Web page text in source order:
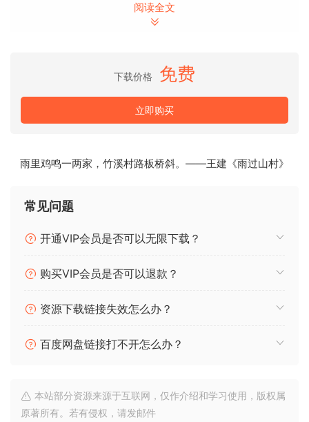
完整Lo-Fi嘻哈歌曲。
阅读全文
下载价格 免费
立即购买
雨里鸡鸣一两家，竹溪村路板桥斜。——王建《雨过山村》
常见问题
开通VIP会员是否可以无限下载？
购买VIP会员是否可以退款？
资源下载链接失效怎么办？
百度网盘链接打不开怎么办？
本站部分资源来源于互联网，仅作介绍和学习使用，版权属
原著所有。若有侵权，请发邮件